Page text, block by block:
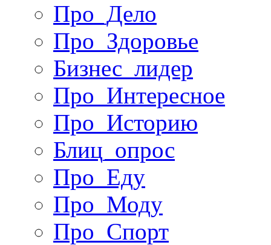
Про_Дело
Про_Здоровье
Бизнес_лидер
Про_Интересное
Про_Историю
Блиц_опрос
Про_Еду
Про_Моду
Про_Спорт